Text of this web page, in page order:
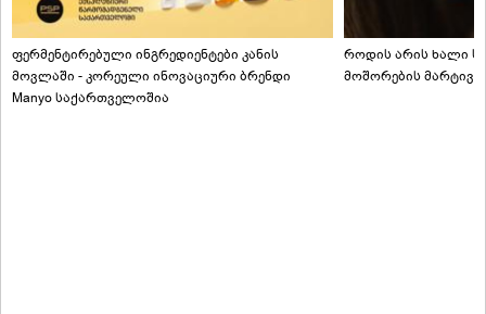
ფერმენტირებული ინგრედიენტები კანის
მოვლაში - კორეული ინოვაციური ბრენდი
Manyo საქართველოშია
როდის არის ხალი
მოშორების